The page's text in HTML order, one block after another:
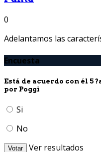
0
Adelantamos las
Encuesta
Está de acuerdo con él 5
por Poggi
Si
No
Votar
Ver resultados